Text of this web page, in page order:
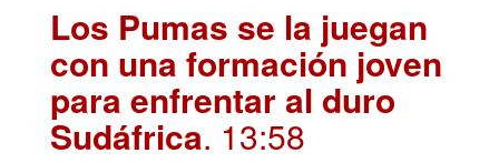
Los Pumas se la juegan
con una formación joven
para enfrentar al duro
Sudáfrica. 13:58